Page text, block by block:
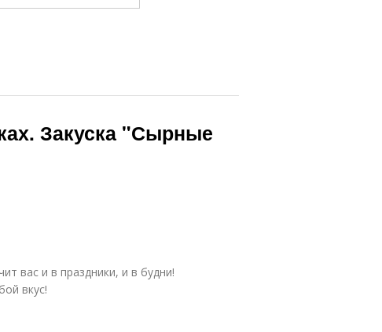
Закуска "Сырные
вас и в праздники, и в будни!
вкус!